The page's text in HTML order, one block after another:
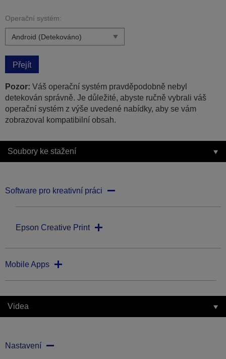
Operační systém:
Přejít
Pozor: Váš operační systém pravděpodobně nebyl
detekován správně. Je důležité, abyste ručně vybrali váš
operační systém z výše uvedené nabídky, aby se vám
zobrazoval kompatibilní obsah.
Soubory ke stažení
Software pro kreativní práci
Epson Creative Print
Mobile Apps
Videa
Nastavení